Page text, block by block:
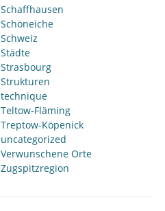
Schaffhausen
Schöneiche
Schweiz
Städte
Strasbourg
Strukturen
technique
Teltow-Fläming
Treptow-Köpenick
uncategorized
Verwunschene Orte
Zugspitzregion